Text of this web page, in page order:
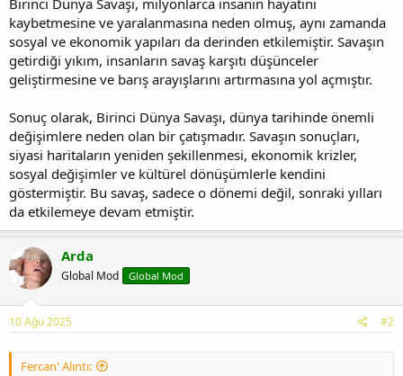
kaybetmesine ve yaralanmasına neden olmuş, aynı zamanda
sosyal ve ekonomik yapıları da derinden etkilemiştir. Savaşın
getirdiği yıkım, insanların savaş karşıtı düşünceler
geliştirmesine ve barış arayışlarını artırmasına yol açmıştır.
Sonuç olarak, Birinci Dünya Savaşı, dünya tarihinde önemli
değişimlere neden olan bir çatışmadır. Savaşın sonuçları,
siyasi haritaların yeniden şekillenmesi, ekonomik krizler,
sosyal değişimler ve kültürel dönüşümlerle kendini
göstermiştir. Bu savaş, sadece o dönemi değil, sonraki yılları
da etkilemeye devam etmiştir.
Arda
Global Mod Global Mod
10 Ağu 2025 #2
Fercan' Alıntı: